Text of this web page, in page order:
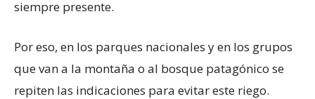
siempre presente.
Por eso, en los parques nacionales y en los grupos
que van a la montaña o al bosque patagónico se
repiten las indicaciones para evitar este riego.